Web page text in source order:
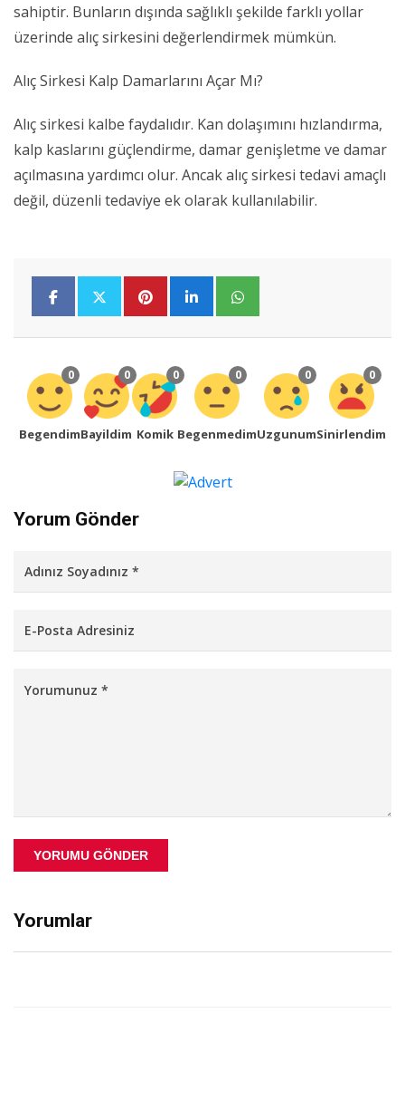
sahiptir. Bunların dışında sağlıklı şekilde farklı yollar
üzerinde alıç sirkesini değerlendirmek mümkün.
Alıç Sirkesi Kalp Damarlarını Açar Mı?
Alıç sirkesi kalbe faydalıdır. Kan dolaşımını hızlandırma,
kalp kaslarını güçlendirme, damar genişletme ve damar
açılmasına yardımcı olur. Ancak alıç sirkesi tedavi amaçlı
değil, düzenli tedaviye ek olarak kullanılabilir.
0
Begendim
0
Bayildim
0
Komik
0
Begenmedim
0
Uzgunum
0
Sinirlendim
Yorum Gönder
YORUMU GÖNDER
Yorumlar